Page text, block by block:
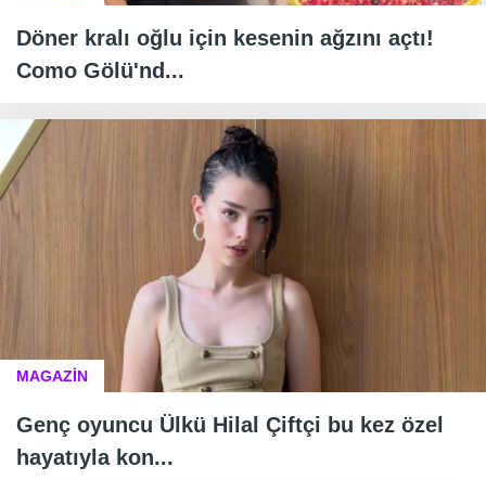
Döner kralı oğlu için kesenin ağzını açtı!
Como Gölü'nd...
MAGAZİN
Genç oyuncu Ülkü Hilal Çiftçi bu kez özel
hayatıyla kon...